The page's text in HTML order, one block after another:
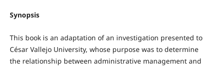
Synopsis
This book is an adaptation of an investigation presented to
César Vallejo University, whose purpose was to determine
the relationship between administrative management and